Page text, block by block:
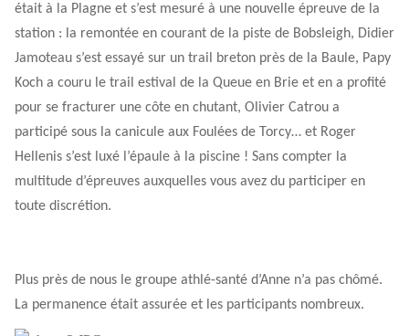
était à la Plagne et s’est mesuré à une nouvelle épreuve de la
station : la remontée en courant de la piste de Bobsleigh, Didier
Jamoteau s’est essayé sur un trail breton près de la Baule, Papy
Koch a couru le trail estival de la Queue en Brie et en a profité
pour se fracturer une côte en chutant, Olivier Catrou a
participé sous la canicule aux Foulées de Torcy… et Roger
Hellenis s’est luxé l’épaule à la piscine ! Sans compter la
multitude d’épreuves auxquelles vous avez du participer en
toute discrétion.
Plus près de nous le groupe athlé-santé d’Anne n’a pas chômé.
La permanence était assurée et les participants nombreux.